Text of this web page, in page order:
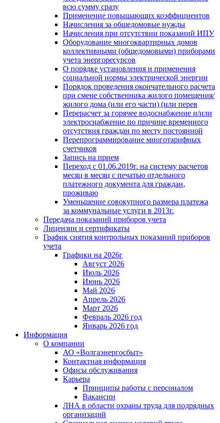
всю сумму сразу
Применение повышающих коэффициентов
Начисления за общедомовые нужды
Начисления при отсутствии показаний ИПУ
Оборудование многоквартирных домов
коллективными (общедомовыми) приборами
учета энергоресурсов
О порядке установления и применения
социальной нормы электрической энергии
Порядок проведения окончательного расчета
при смене собственника жилого помещения/
жилого дома (или его части) (или перев
Перерасчет за горячее водоснабжение и/или
электроснабжение по причине временного
отсутствия граждан по месту постоянной
Перепрограммирование многотарифных
счетчиков
Запись на прием
Переход с 01.06.2019г. на систему расчетов
месяц в месяц с печатью отдельного
платежного документа для граждан,
проживаю
Уменьшение совокупного размера платежа
за коммунальные услуги в 2013г.
Передача показаний приборов учета
Лицензии и сертификаты
График снятия контрольных показаний приборов
учета
Графики на 2026г
Август 2026
Июль 2026
Июнь 2026
Май 2026
Апрель 2026
Март 2026
Февраль 2026 год
Январь 2026 год
Информация
О компании
АО «Волгаэнергосбыт»
Контактная информация
Офисы обслуживания
Карьера
Принципы работы с персоналом
Вакансии
ЛНА в области охраны труда для подрядных
организаций